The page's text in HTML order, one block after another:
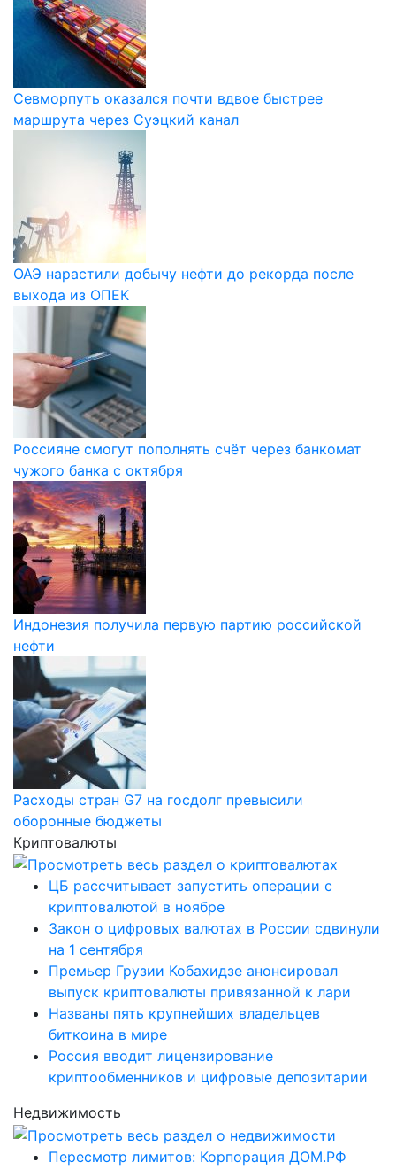
Севморпуть оказался почти вдвое быстрее
маршрута через Суэцкий канал
ОАЭ нарастили добычу нефти до рекорда после
выхода из ОПЕК
Россияне смогут пополнять счёт через банкомат
чужого банка с октября
Индонезия получила первую партию российской
нефти
Расходы стран G7 на госдолг превысили
оборонные бюджеты
Криптовалюты
ЦБ рассчитывает запустить операции с
криптовалютой в ноябре
Закон о цифровых валютах в России сдвинули
на 1 сентября
Премьер Грузии Кобахидзе анонсировал
выпуск криптовалюты привязанной к лари
Названы пять крупнейших владельцев
биткоина в мире
Россия вводит лицензирование
криптообменников и цифровые депозитарии
Недвижимость
Пересмотр лимитов: Корпорация ДОМ.РФ